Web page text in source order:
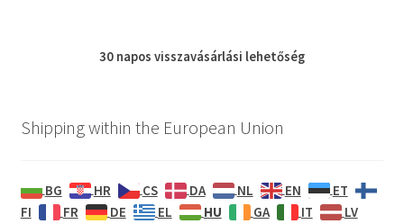
30 napos visszavásárlási lehetőség
Shipping within the European Union
BG HR CS DA NL EN
ET
FI
FR DE EL HU GA IT
LV